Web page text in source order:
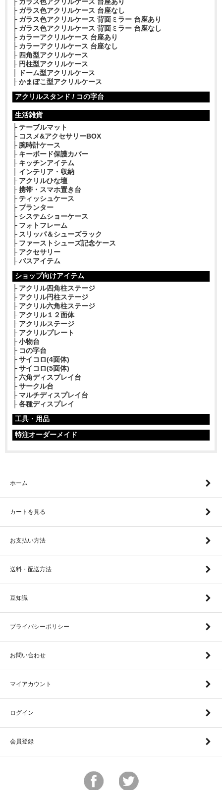
ガラス色アクリルケース 台座あり
ガラス色アクリルケース 台座なし
ガラス色アクリルケース 背面ミラー 台座あり
ガラス色アクリルケース 背面ミラー 台座なし
カラーアクリルケース 台座あり
カラーアクリルケース 台座なし
四角型アクリルケース
円柱型アクリルケース
ドーム型アクリルケース
かまぼこ型アクリルケース
アクリルスタンド / コの字台
生活雑貨
テーブルマット
コスメ&アクセサリーBOX
腕時計ケース
キーボード保護カバー
キッチンアイテム
インテリア・収納
アクリルひな壇
携帯・スマホ置き台
ティッシュケース
プランター
システムショーケース
フォトフレーム
スリッパ＆シューズラック
ファーストシューズ記念ケース
アクセサリー
バスアイテム
ショップ向けアイテム
アクリル四角柱ステージ
アクリル円柱ステージ
アクリル六角柱ステージ
アクリル１２面体
アクリルステージ
アクリルプレート
小物台
コの字台
サイコロ(4面体)
サイコロ(5面体)
六角ディスプレイ台
サークル台
マルチディスプレイ台
各種ディスプレイ
工具・用品
特注オーダーメイド
ホーム
カートを見る
お支払い方法
送料・配送方法
豆知識
プライバシーポリシー
お問い合わせ
マイアカウント
ログイン
会員登録